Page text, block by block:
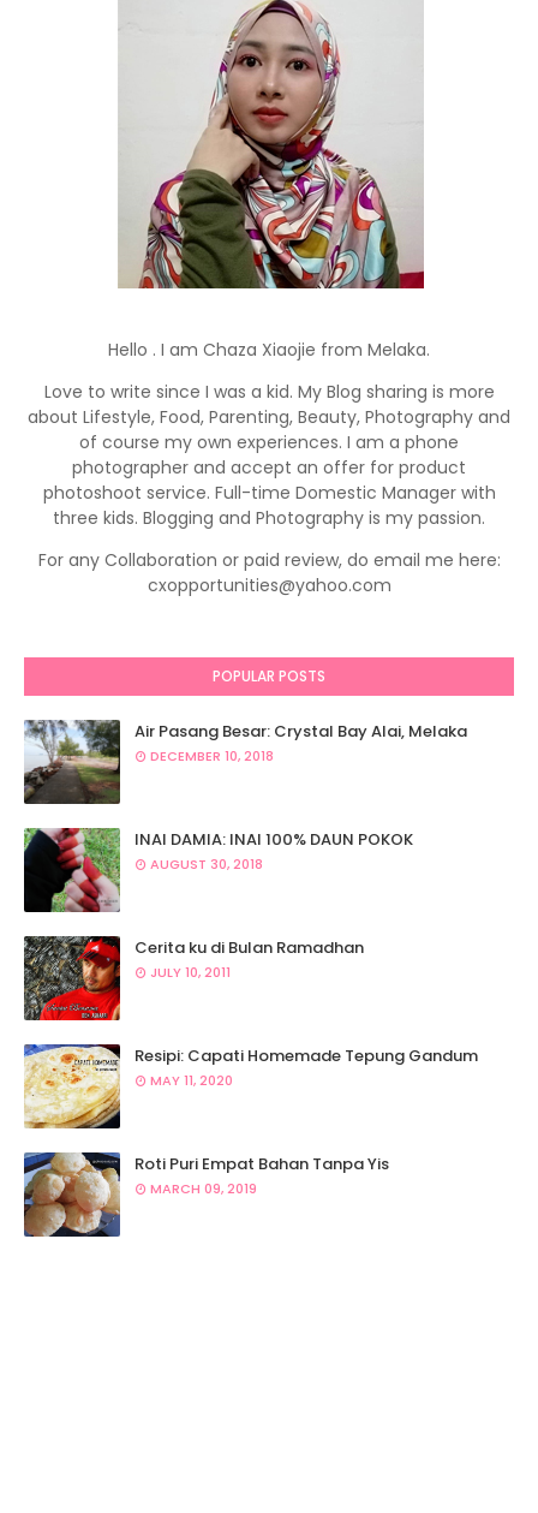
Hello . I am Chaza Xiaojie from Melaka.
Love to write since I was a kid. My Blog sharing is more
about Lifestyle, Food, Parenting, Beauty, Photography and
of course my own experiences. I am a phone
photographer and accept an offer for product
photoshoot service. Full-time Domestic Manager with
three kids. Blogging and Photography is my passion.
For any Collaboration or paid review, do email me here:
cxopportunities@yahoo.com
POPULAR POSTS
Air Pasang Besar: Crystal Bay Alai, Melaka
DECEMBER 10, 2018
INAI DAMIA: INAI 100% DAUN POKOK
AUGUST 30, 2018
Cerita ku di Bulan Ramadhan
JULY 10, 2011
Resipi: Capati Homemade Tepung Gandum
MAY 11, 2020
Roti Puri Empat Bahan Tanpa Yis
MARCH 09, 2019